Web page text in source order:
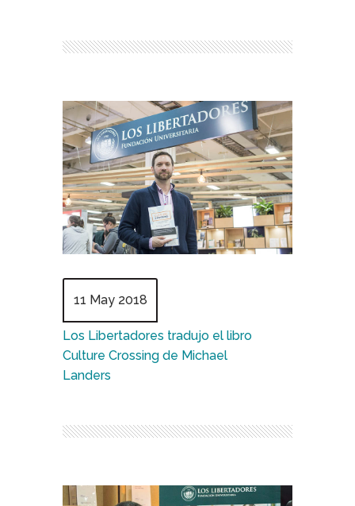
11 May 2018
Los Libertadores tradujo el libro
Culture Crossing de Michael
Landers